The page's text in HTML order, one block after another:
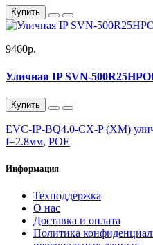
Купить
9460р.
Уличная IP SVN-
Купить
EVC-IP-BQ4.0-CX-P (XM)
f=2.8мм, POE
Информация
Техподдержка
О нас
Доставка и оплата
Политика